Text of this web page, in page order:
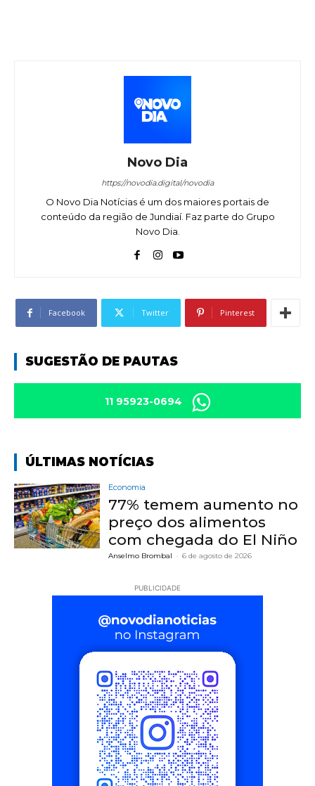
Novo Dia
https://novodia.digital/novodia
O Novo Dia Notícias é um dos maiores portais de
conteúdo da região de Jundiaí. Faz parte do Grupo
Novo Dia.
Facebook Twitter Pinterest
SUGESTÃO DE PAUTAS
11 95923-0694
ÚLTIMAS NOTÍCIAS
Economia
77% temem aumento no
preço dos alimentos
com chegada do El Niño
Anselmo Brombal - 6 de agosto de 2026
PUBLICIDADE